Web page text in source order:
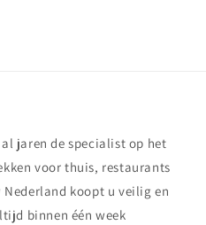
jaren de specialist op het
voor thuis, restaurants
koopt u veilig en
binnen één week